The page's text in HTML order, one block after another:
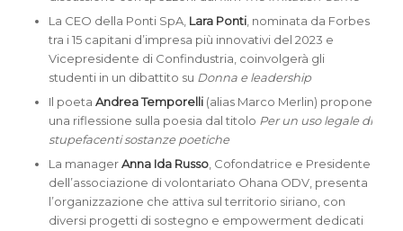
La CEO della Ponti SpA,Lara Ponti, nominata da Forbes
tra i 15 capitani d’impresa più innovativi del 2023 e
Vicepresidente di Confindustria, coinvolgerà gli
studenti in un dibattito su Donna e leadership
Il poeta Andrea Temporelli(alias Marco Merlin) propone
una riflessione sulla poesia dal titolo Per un uso legale di
stupefacenti sostanze poetiche
La managerAnna Ida Russo, Cofondatrice e Presidente
dell’associazione di volontariato Ohana ODV, presenta
l’organizzazione che attiva sul territorio siriano, con
diversi progetti di sostegno e empowerment dedicati